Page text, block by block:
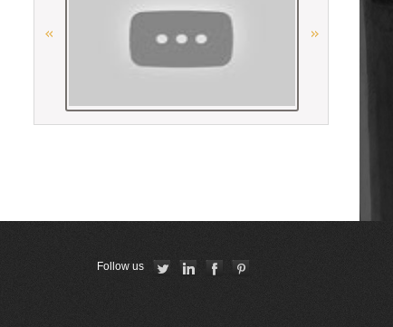
American Bar Association
Республиканская коллегия
адвокатов Республики Беларусь
Follow us